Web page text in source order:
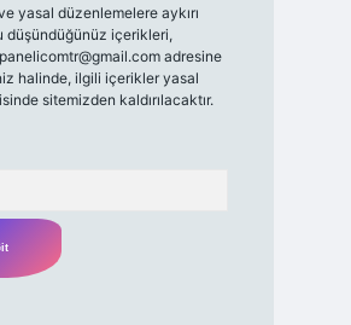
yasal düzenlemelere aykırı
düşündüğünüz içerikleri,
adresine
halinde, ilgili içerikler yasal
sitemizden kaldırılacaktır.